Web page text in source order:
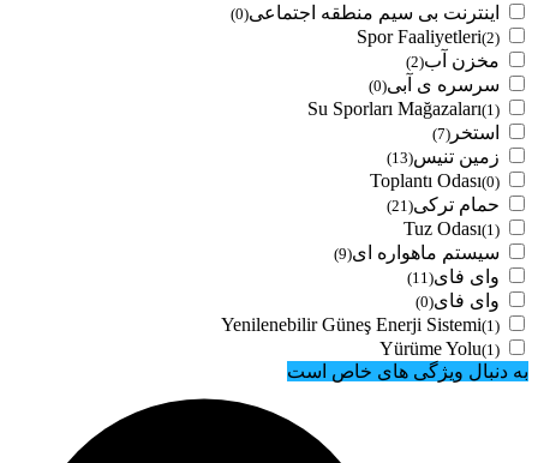
اینترنت بی سیم منطقه اجتماعی(0)
Spor Faaliyetleri(2)
مخزن آب(2)
سرسره ی آبی(0)
Su Sporları Mağazaları(1)
استخر (7)
زمین تنیس(13)
Toplantı Odası(0)
حمام ترکی(21)
Tuz Odası(1)
سیستم ماهواره ای(9)
وای فای(11)
وای فای(0)
Yenilenebilir Güneş Enerji Sistemi(1)
Yürüme Yolu(1)
به دنبال ویژگی های خاص است